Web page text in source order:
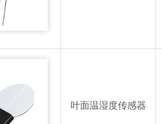
叶面温湿度传感器